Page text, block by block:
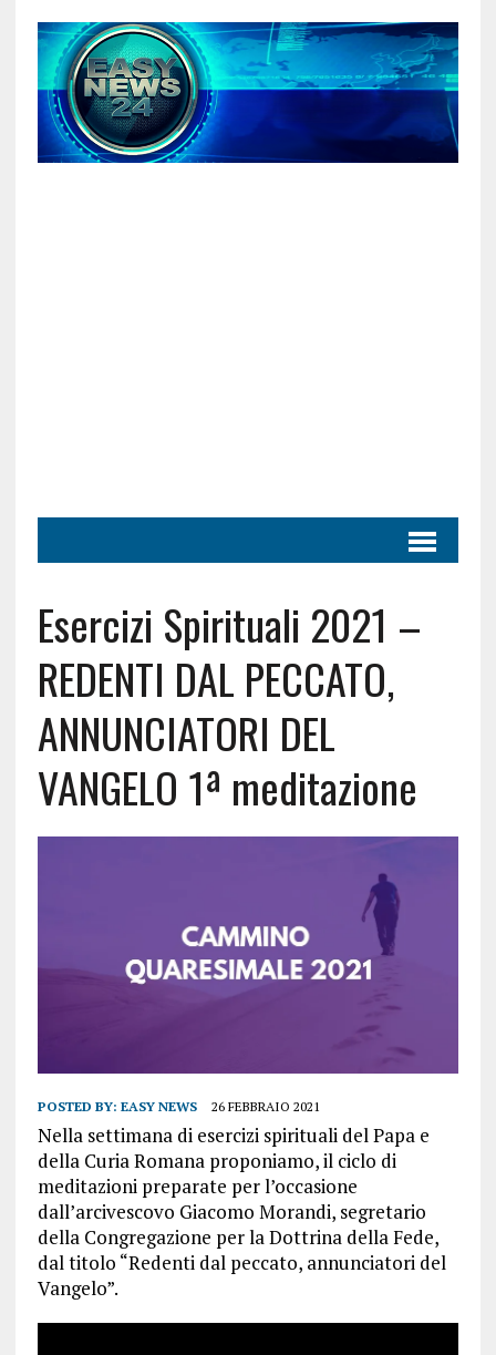
Esercizi Spirituali 2021 –
REDENTI DAL PECCATO,
ANNUNCIATORI DEL
VANGELO 1ª meditazione
POSTED BY: EASY NEWS 26 FEBBRAIO 2021
Nella settimana di esercizi spirituali del Papa e
della Curia Romana proponiamo, il ciclo di
meditazioni preparate per l’occasione
dall’arcivescovo Giacomo Morandi, segretario
della Congregazione per la Dottrina della Fede,
dal titolo “Redenti dal peccato, annunciatori del
Vangelo”.